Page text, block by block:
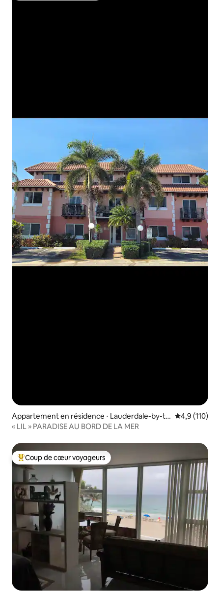
Appartement en résidence ⋅ Lauderdale-by-th
e-Sea
Évaluation
4,9 (110)
« LIL » PARADISE AU BORD DE LA MER
Coups de cœur voyageurs les plus appréciés
Coup de cœur voyageurs